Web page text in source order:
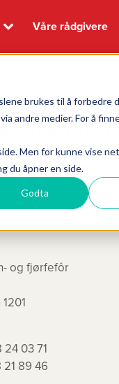
brukes til å forbedre
andre medier. For å
Men for kunne vise
du åpner en side.
Godta
Våre rådgivere
og fjørfefôr
03 71
89 46